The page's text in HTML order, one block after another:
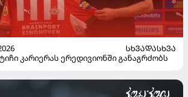
ᲡᲮᲕᲐᲓᲐᲡᲮᲕᲐ
კარიერას ერედივიონში განაგრძობს